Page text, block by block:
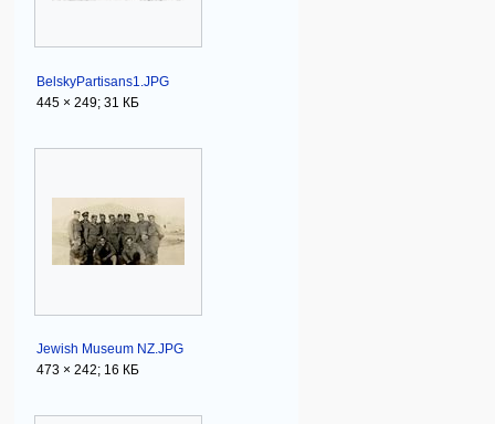
BelskyPartisans1.JPG
445 × 249; 31 КБ
Jewish Museum NZ.JPG
473 × 242; 16 КБ